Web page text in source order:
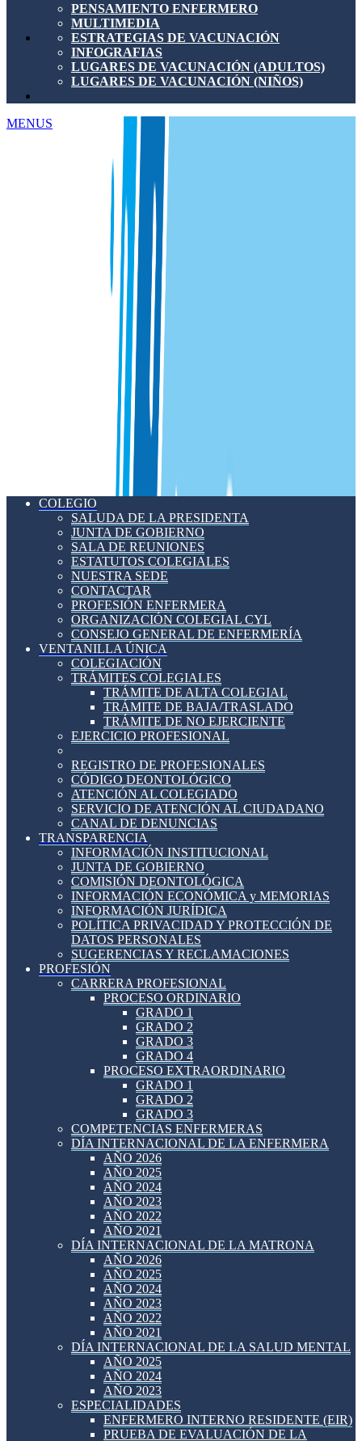
PENSAMIENTO ENFERMERO
MULTIMEDIA
ESTRATEGIAS DE VACUNACIÓN
INFOGRAFIAS
LUGARES DE VACUNACIÓN (ADULTOS)
LUGARES DE VACUNACIÓN (NIÑOS)
MENUS
COLEGIO
SALUDA DE LA PRESIDENTA
JUNTA DE GOBIERNO
SALA DE REUNIONES
ESTATUTOS COLEGIALES
NUESTRA SEDE
CONTACTAR
PROFESIÓN ENFERMERA
ORGANIZACIÓN COLEGIAL CYL
CONSEJO GENERAL DE ENFERMERÍA
VENTANILLA ÚNICA
COLEGIACIÓN
TRÁMITES COLEGIALES
TRÁMITE DE ALTA COLEGIAL
TRÁMITE DE BAJA/TRASLADO
TRÁMITE DE NO EJERCIENTE
EJERCICIO PROFESIONAL
REGISTRO DE PROFESIONALES
CÓDIGO DEONTOLÓGICO
ATENCIÓN AL COLEGIADO
SERVICIO DE ATENCIÓN AL CIUDADANO
CANAL DE DENUNCIAS
TRANSPARENCIA
INFORMACIÓN INSTITUCIONAL
JUNTA DE GOBIERNO
COMISIÓN DEONTOLÓGICA
INFORMACIÓN ECONÓMICA y MEMORIAS
INFORMACIÓN JURÍDICA
POLÍTICA PRIVACIDAD Y PROTECCIÓN DE
DATOS PERSONALES
SUGERENCIAS Y RECLAMACIONES
PROFESIÓN
CARRERA PROFESIONAL
PROCESO ORDINARIO
GRADO 1
GRADO 2
GRADO 3
GRADO 4
PROCESO EXTRAORDINARIO
GRADO 1
GRADO 2
GRADO 3
COMPETENCIAS ENFERMERAS
DÍA INTERNACIONAL DE LA ENFERMERA
AÑO 2026
AÑO 2025
AÑO 2024
AÑO 2023
AÑO 2022
AÑO 2021
DÍA INTERNACIONAL DE LA MATRONA
AÑO 2026
AÑO 2025
AÑO 2024
AÑO 2023
AÑO 2022
AÑO 2021
DÍA INTERNACIONAL DE LA SALUD MENTAL
AÑO 2025
AÑO 2024
AÑO 2023
ESPECIALIDADES
ENFERMERO INTERNO RESIDENTE (EIR)
PRUEBA DE EVALUACIÓN DE LA